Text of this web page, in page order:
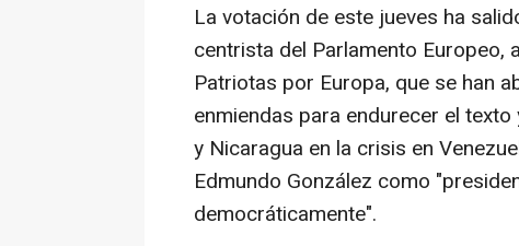
La votación de este jueves ha
centrista del Parlamento Europeo,
Patriotas por Europa, que se han
enmiendas para endurecer el
y Nicaragua en la crisis en
Edmundo González como
democráticamente".